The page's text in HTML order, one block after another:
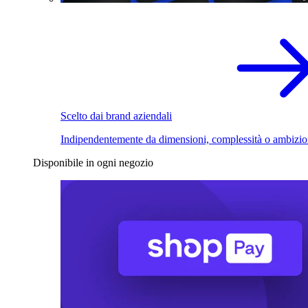
Scelto dai brand aziendali
Indipendentemente da dimensioni, complessità o
Disponibile in ogni negozio